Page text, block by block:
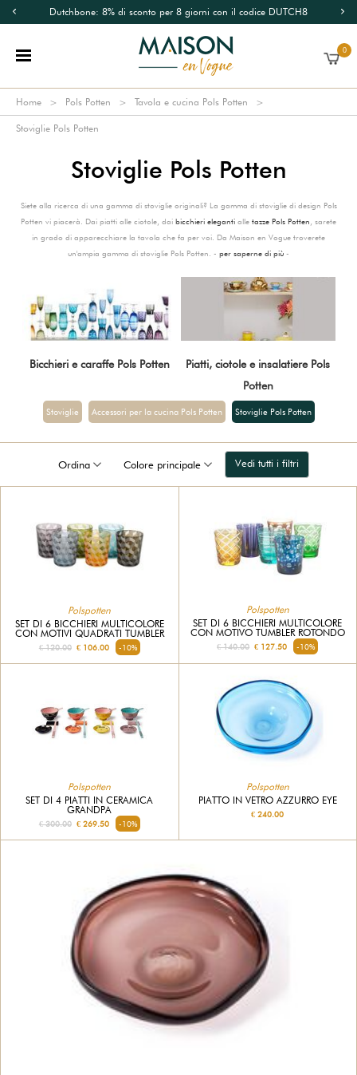
Dutchbone: 8% di sconto per 8 giorni con il codice DUTCH8
0
Home Pols Potten Tavola e cucina Pols Potten
Stoviglie Pols Potten
Stoviglie Pols Potten
Siete alla ricerca di una gamma di stoviglie originali? La gamma di stoviglie di design Pols
Potten vi piacerà. Dai piatti alle ciotole, dai bicchieri eleganti alle tazze Pols Potten , sarete
in grado di apparecchiare la tavola che fa per voi. Da Maison en Vogue troverete
un'ampia gamma di stoviglie Pols Potten. - per saperne di più -
Bicchieri e caraffe Pols Potten
Piatti, ciotole e insalatiere Pols
Potten
Stoviglie Accessori per la cucina Pols Potten Stoviglie Pols Potten
Ordina Colore principale Vedi tutti i filtri
Polspotten
SET DI 6 BICCHIERI MULTICOLORE
CON MOTIVI QUADRATI TUMBLER
€ 120.00€ 106.00 -10%
Polspotten
SET DI 6 BICCHIERI MULTICOLORE
CON MOTIVO TUMBLER ROTONDO
€ 140.00 € 127.50 -10%
Polspotten
SET DI 4 PIATTI IN CERAMICA
GRANDPA
€ 300.00€ 269.50 -10%
Polspotten
PIATTO IN VETRO AZZURRO EYE
€ 240.00